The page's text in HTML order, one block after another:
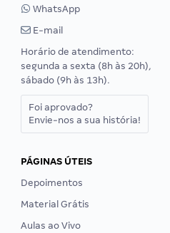
WhatsApp
E-mail
Horário de atendimento:
segunda a sexta (8h às 20h),
sábado (9h às 13h).
Foi aprovado?
Envie-nos a sua história!
PÁGINAS ÚTEIS
Depoimentos
Material Grátis
Aulas ao Vivo